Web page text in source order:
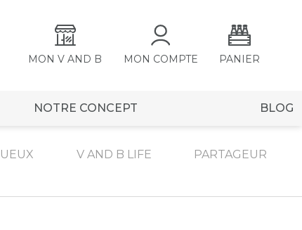
MON V AND B MON COMPTE PANIER
NOTRE CONCEPT BLOG
V AND B LIFE PARTAGEUR